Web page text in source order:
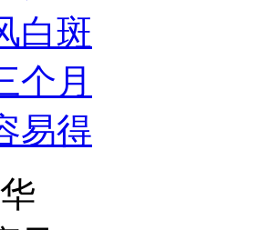
白斑
个月
易得